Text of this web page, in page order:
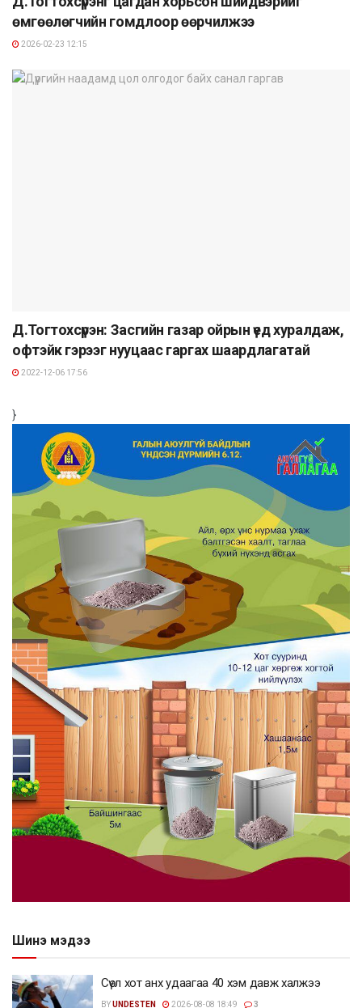
өмгөөлөгчийн гомдлоор өөрчилжээ
2026-02-23 12:15
Д.Тогтохсүрэн: Засгийн газар ойрын үед хуралдаж,
офтэйк гэрээг нууцаас гаргах шаардлагатай
2022-12-06 17:56
}
Шинэ мэдээ
Сөүл хот анх удаагаа 40 хэм давж халжээ
BYUNDESTEN 2026-08-08 18:49 3